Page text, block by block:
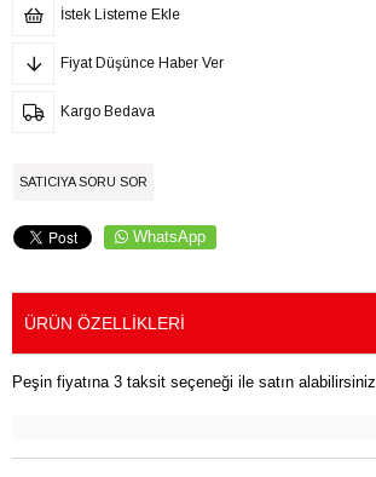
İstek Listeme Ekle
Fiyat Düşünce Haber Ver
Kargo Bedava
SATICIYA SORU SOR
WhatsApp
ÜRÜN ÖZELLIKLERI
Peşin fiyatına 3 taksit seçeneği ile satın alabilirsiniz.